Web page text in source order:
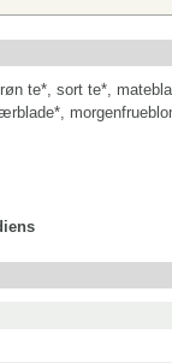
Protein (g)
Salt (g)
te*, sort te*,